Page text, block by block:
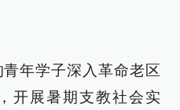
年学子深入革命老区
开展暑期支教社会实